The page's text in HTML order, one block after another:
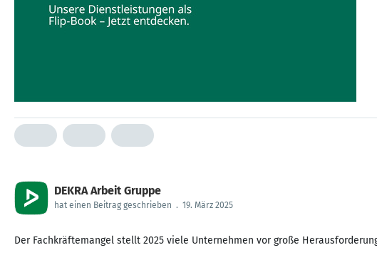
DEKRA Arbeit Gruppe
hat einen Beitrag geschrieben . 19. März 2025
Der Fachkräftemangel stellt 2025 viele Unternehmen vor große